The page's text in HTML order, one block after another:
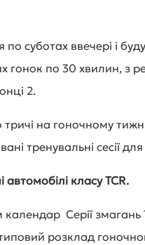
суботах ввечері і
гонок по 30 хвилин, з
2.
на гоночному
тренувальні сесії
класу TCR.
Серії змагань
розклад